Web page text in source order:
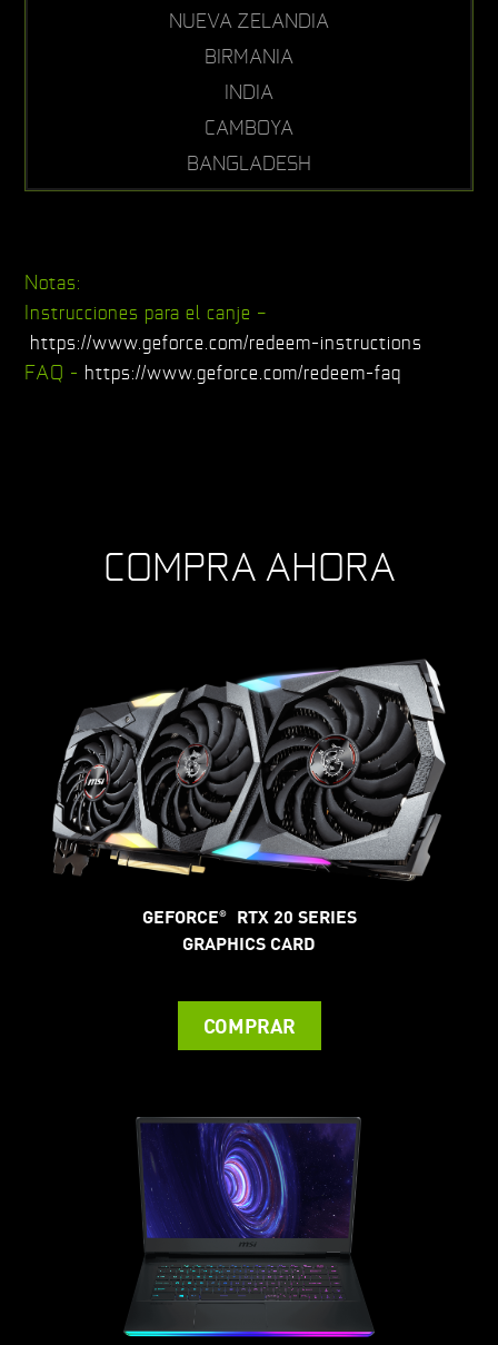
NUEVA ZELANDIA
BIRMANIA
INDIA
CAMBOYA
BANGLADESH
Notas:
Instrucciones para el canje –
https://www.geforce.com/redeem-instructions
FAQ - https://www.geforce.com/redeem-faq
COMPRA AHORA
GEFORCE®
RTX 20 SERIES
GRAPHICS CARD
COMPRAR